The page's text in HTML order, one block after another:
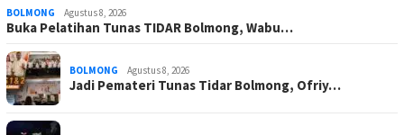
BOLMONG Agustus 8, 2026
Buka Pelatihan Tunas TIDAR Bolmong, Wabu…
BOLMONG Agustus 8, 2026
Jadi Pemateri Tunas Tidar Bolmong, Ofriy…